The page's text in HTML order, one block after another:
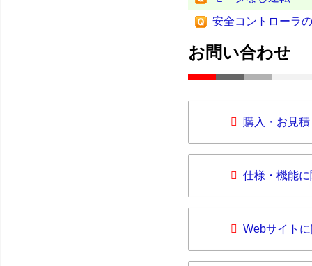
安全コントローラ
お問い合わせ
購入・お見
仕様・機能
Webサイト